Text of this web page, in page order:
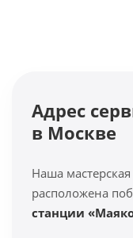
Адрес
в Москве
Наша
расположена
станции